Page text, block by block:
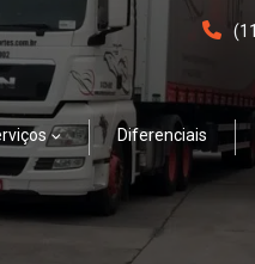
Diferenciais